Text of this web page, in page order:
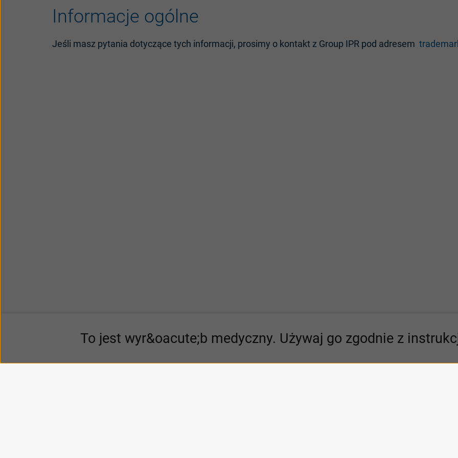
Informacje ogólne
Jeśli masz pytania dotyczące tych informacji, prosimy o kontakt z Group IPR pod adresem
To jest wyr&oacute;b medyczny. Używaj go zgodnie z